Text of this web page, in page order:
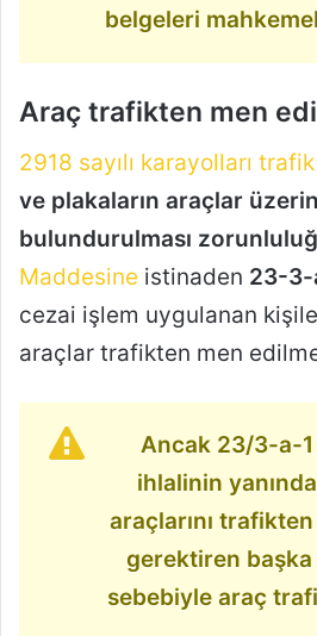
belgeleri
Araç trafikten men
2918 sayılı karayolları
ve plakaların araçlar
bulundurulması
Maddesine istinaden 23-3-
cezai işlem uygulanan
araçlar trafikten men
Ancak 23/3-a-1
ihlalinin
araçlarını
gerektiren
sebebiyle araç